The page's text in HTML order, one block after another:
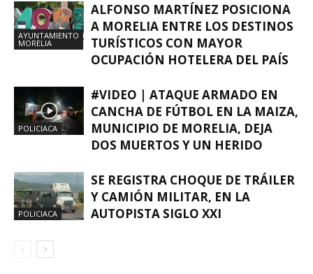
AYUNTAMIENTO
MORELIA
ALFONSO MARTÍNEZ POSICIONA
A MORELIA ENTRE LOS DESTINOS
TURÍSTICOS CON MAYOR
OCUPACIÓN HOTELERA DEL PAÍS
POLICIACA
#VIDEO | ATAQUE ARMADO EN
CANCHA DE FÚTBOL EN LA MAIZA,
MUNICIPIO DE MORELIA, DEJA
DOS MUERTOS Y UN HERIDO
POLICIACA
SE REGISTRA CHOQUE DE TRÁILER
Y CAMIÓN MILITAR, EN LA
AUTOPISTA SIGLO XXI